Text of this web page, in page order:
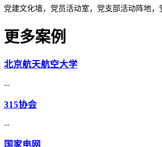
党建文化墙，党员活动室，党支部活动阵地
更多案例
北京航天航空大学
...
315协会
...
国家电网